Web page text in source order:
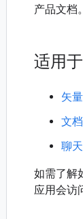
产品文档。
适用
矢
文
聊
如需了解
应用会访